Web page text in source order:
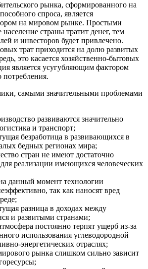
рынка, сформированного на
спроса, является
на мировом рынке. Простыми
страны тратит денег, тем
и инвесторов будет привлечено.
трат приходится на долю развитых
это касается хозяйственно-бытовых
является усугубляющим фактором
самыми значительными проблемами
развиваются значительно
и транспорт;
безработица в развивающихся в
бедных регионах мира;
стран не имеют достаточно
реализации имеющихся человеческих
данный момент технологии
так как наносят вред
разница в доходах между
и развитыми странами;
постоянно терпят ущерб из-за
использования углеводородной
энергетических отраслях;
рынка слишком сильно зависит